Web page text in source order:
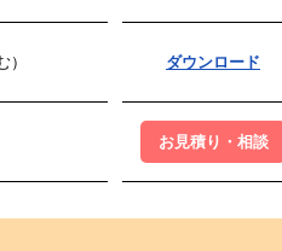
ダウンロード
お見積り・相談